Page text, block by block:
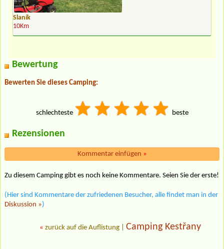
Slaník
10Km
Bewertung
Bewerten Sie dieses Camping:
schlechteste beste
Rezensionen
Kommentar einfügen »
Zu diesem Camping gibt es noch keine Kommentare. Seien Sie der erste!
(Hier sind Kommentare der zufriedenen Besucher, alle findet man in der
Diskussion »)
« zurück auf die Auflistung Camping Kestřany